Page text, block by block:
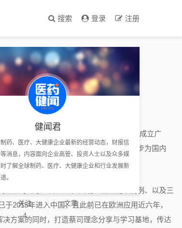
搜索 登录 注册
视矫正手术临床应用研讨会举办，并正式成立广
疑难白内障眼病联合会诊新模式，进一步为国内
任等专家出席见证，围绕三焦点疑难病例、以及三
2015年进入中国，且此前已在欧洲应用近六年，
方案的同时，打造蔡司理念分享与学习基地，传达
健闻君
药、医疗、大健康企业最新的经营动态，财报信
消息，内容面向企业高管、投资人士以及众多媒
了解全球制药、医疗、大健康企业和行业发展新
。
关注
4
文章